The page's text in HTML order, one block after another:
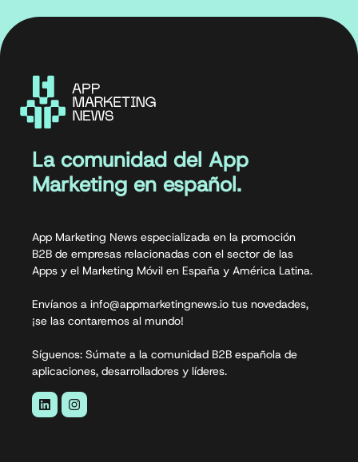
La comunidad del App
Marketing en español.
App Marketing News especializada en la promoción
B2B de empresas relacionadas con el sector de las
Apps y el Marketing Móvil en España y América Latina.
Envíanos a info@appmarketingnews.io tus novedades,
¡se las contaremos al mundo!
Síguenos: Súmate a la comunidad B2B española de
aplicaciones, desarrolladores y líderes.